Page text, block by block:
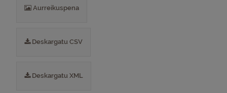
Aurreikuspena
Deskargatu CSV
Deskargatu XML